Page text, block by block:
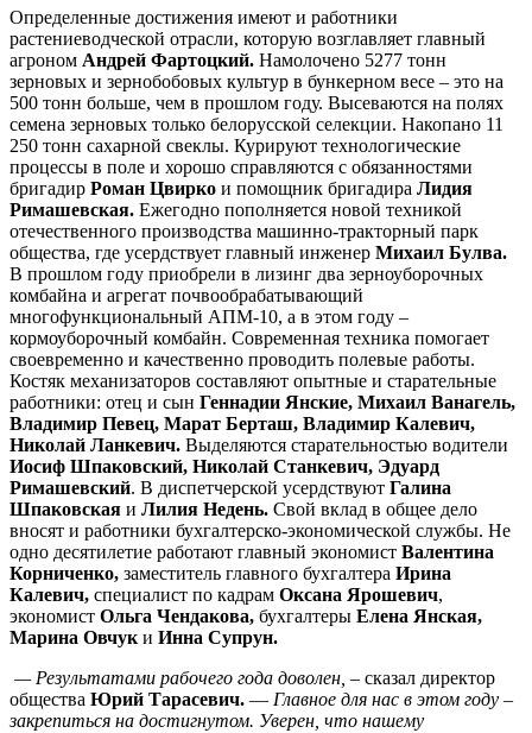
Определенные достижения имеют и работники
растениеводческой отрасли, которую возглавляет главный
агроном Андрей Фартоцкий. Намолочено 5277 тонн
зерновых и зернобобовых культур в бункерном весе – это на
500 тонн больше, чем в прошлом году. Высеваются на полях
семена зерновых только белорусской селекции. Накопано 11
250 тонн сахарной свеклы. Курируют технологические
процессы в поле и хорошо справляются с обязанностями
бригадир Роман Цвирко и помощник бригадира Лидия
Римашевская. Ежегодно пополняется новой техникой
отечественного производства машинно-тракторный парк
общества, где усердствует главный инженер Михаил Булва.
В прошлом году приобрели в лизинг два зерноуборочных
комбайна и агрегат почвообрабатывающий
многофункциональный АПМ-10, а в этом году –
кормоуборочный комбайн. Современная техника помогает
своевременно и качественно проводить полевые работы.
Костяк механизаторов составляют опытные и старательные
работники: отец и сын Геннадии Янские, Михаил Ванагель,
Владимир Певец, Марат Берташ, Владимир Калевич,
Николай Ланкевич. Выделяются старательностью водители
Иосиф Шпаковский, Николай Станкевич, Эдуард
Римашевский. В диспетчерской усердствуют Галина
Шпаковская и Лилия Недень. Свой вклад в общее дело
вносят и работники бухгалтерско-экономической службы. Не
одно десятилетие работают главный экономист Валентина
Корниченко, заместитель главного бухгалтера Ирина
Калевич, специалист по кадрам Оксана Ярошевич,
экономист Ольга Чендакова, бухгалтеры Елена Янская,
Марина Овчук и Инна Супрун.
— Результатами рабочего года доволен, – сказал директор
общества Юрий Тарасевич. — Главное для нас в этом году –
закрепиться на достигнутом. Уверен, что нашему